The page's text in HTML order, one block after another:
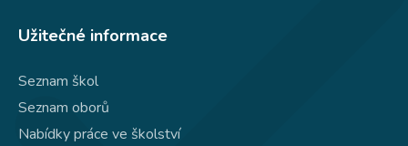
Užitečné informace
Seznam škol
Seznam oborů
Nabídky práce ve školství